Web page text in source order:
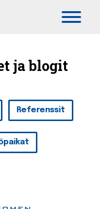
ja blogit
Referenssit